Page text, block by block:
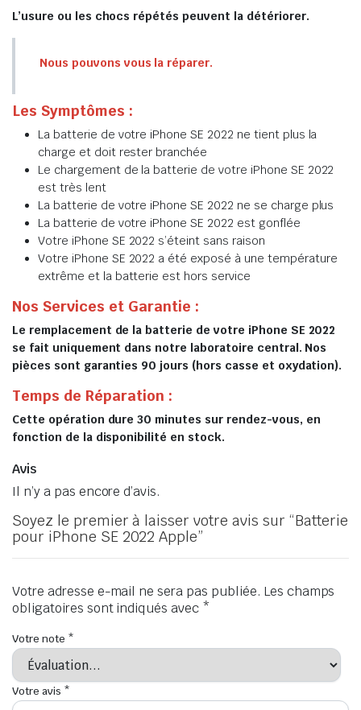
L’usure ou les chocs répétés peuvent la détériorer.
Nous pouvons vous la réparer.
Les Symptômes :
La batterie de votre iPhone SE 2022 ne tient plus la
charge et doit rester branchée
Le chargement de la batterie de votre iPhone SE 2022
est très lent
La batterie de votre iPhone SE 2022 ne se charge plus
La batterie de votre iPhone SE 2022 est gonflée
Votre iPhone SE 2022 s’éteint sans raison
Votre iPhone SE 2022 a été exposé à une température
extrême et la batterie est hors service
Nos Services et Garantie :
Le remplacement de la batterie de votre iPhone SE 2022
se fait uniquement dans notre laboratoire central. Nos
pièces sont garanties 90 jours (hors casse et oxydation).
Temps de Réparation :
Cette opération dure 30 minutes sur rendez-vous, en
fonction de la disponibilité en stock.
Avis
Il n’y a pas encore d’avis.
Soyez le premier à laisser votre avis sur “Batterie
pour iPhone SE 2022 Apple”
Votre adresse e-mail ne sera pas publiée. Les champs
obligatoires sont indiqués avec *
Votre note *
Votre avis *